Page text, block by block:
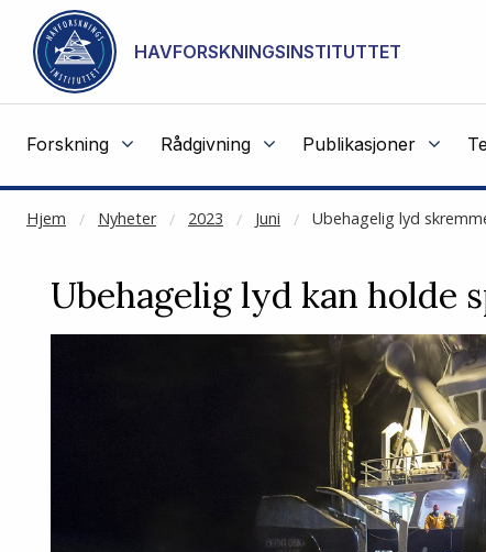
Gå til hovedinnhold
HAVFORSKNINGSINSTITUTTET
Forskning Rådgivning Publikasjoner
Hjem Nyheter 2023 Juni Ubehagelig lyd
NOT CACHED
Ubehagelig lyd kan holde